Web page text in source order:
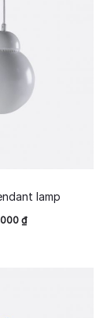
lamp
₫